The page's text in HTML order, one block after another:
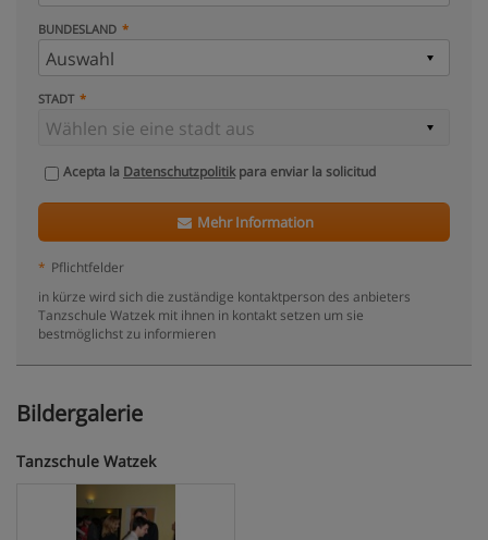
BUNDESLAND
STADT
Acepta la Datenschutzpolitikpara enviar la solicitud
Mehr Information
* Pflichtfelder
in kürze wird sich die zuständige kontaktperson des anbieters
Tanzschule Watzek mit ihnen in kontakt setzen um sie
bestmöglichst zu informieren
Bildergalerie
Tanzschule Watzek